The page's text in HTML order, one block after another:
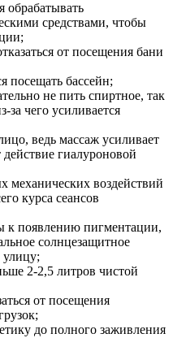
обрабатывать
средствами, чтобы
от посещения бани
посещать бассейн;
не пить спиртное, так
за чего усиливается
ведь массаж усиливает
гиалуроновой
механических воздействий
курса сеансов
к появлению пигментации,
солнцезащитное
улицу;
2-2,5 литров чистой
от посещения
до полного заживления